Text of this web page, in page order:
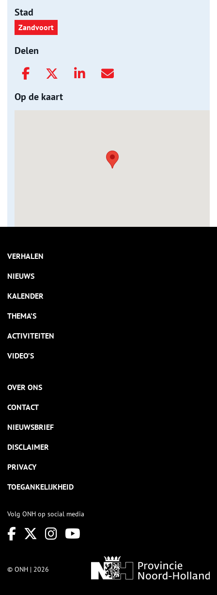
Stad
Zandvoort
Delen
Op de kaart
VERHALEN
NIEUWS
KALENDER
THEMA’S
ACTIVITEITEN
VIDEO’S
OVER ONS
CONTACT
NIEUWSBRIEF
DISCLAIMER
PRIVACY
TOEGANKELIJKHEID
Volg ONH op social media
© ONH | 2026